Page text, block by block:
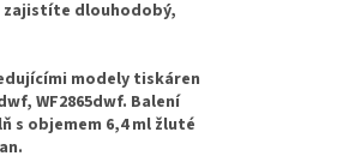
dlouhodobý,
modely tiskáren
WF2865dwf. Balení
s objemem 6,4 ml žluté